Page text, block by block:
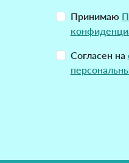
Принимаю
Согласен на